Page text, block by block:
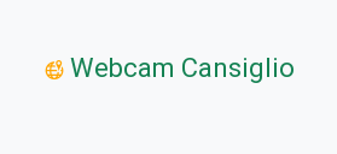
Webcam Cansiglio